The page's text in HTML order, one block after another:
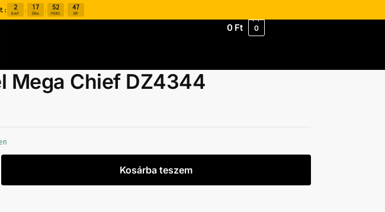
2
NAP : 17
ÓRA : 52
PERC : 46
MP
0 Ft 0
Mega Chief DZ4344
Kosárba teszem